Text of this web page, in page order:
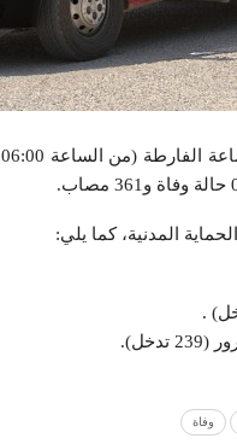
المدنية، كما يلي:
وفاة